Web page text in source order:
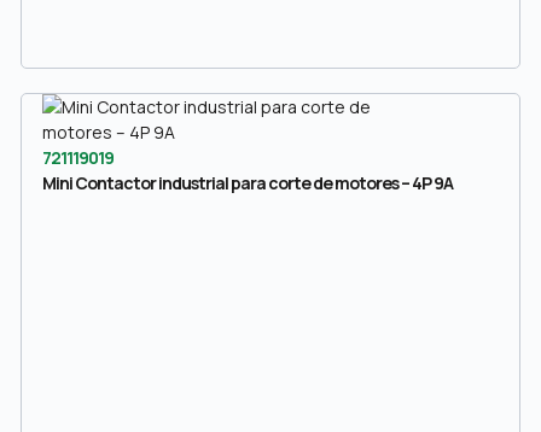
721119019
Mini Contactor industrial para corte de motores – 4P 9A